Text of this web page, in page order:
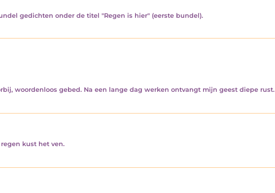
gedichten onder de titel "Regen is hier" (eerste bundel).
woordenloos gebed. Na een lange dag werken ontvangt mijn geest diepe rust.
kust het ven.